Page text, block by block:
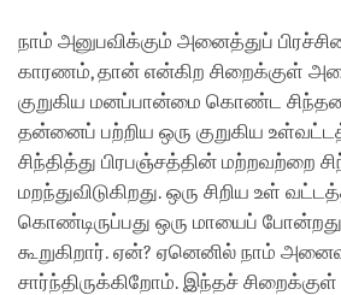
நாம் அனுபவிக்கும் அனைத்துப்
காரணம், தான் என்கிற சிறைக்குள்
குறுகிய மனப்பான்மை கொண்ட
தன்னைப் பற்றிய ஒரு குறுகிய
சிந்தித்து பிரபஞ்சத்தின் மற்றவற்றை
மறந்துவிடுகிறது. ஒரு சிறிய உள்
கொண்டிருப்பது ஒரு மாயைப்
கூறுகிறார். ஏன்? ஏனெனில் நாம்
சார்ந்திருக்கிறோம். இந்தச் சிறைக்குள்